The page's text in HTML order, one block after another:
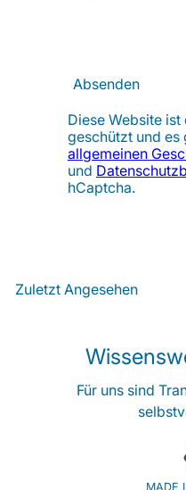
Absenden
Diese Website
geschützt und es
allgemeinen
und
hCaptcha.
Zuletzt Angesehen
Für uns sind
MADE